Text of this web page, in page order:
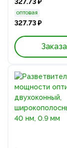
оптовая
327.73 ₽